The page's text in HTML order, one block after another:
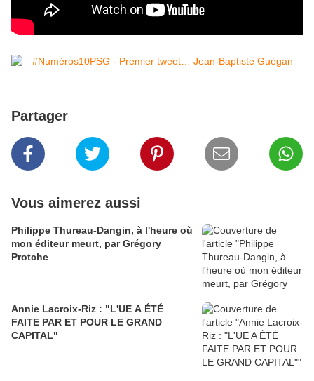
Partager
Vous aimerez aussi
Philippe Thureau-Dangin, à l'heure où
mon éditeur meurt, par Grégory
Protche
Annie Lacroix-Riz : "L'UE A ÉTÉ
FAITE PAR ET POUR LE GRAND
CAPITAL"